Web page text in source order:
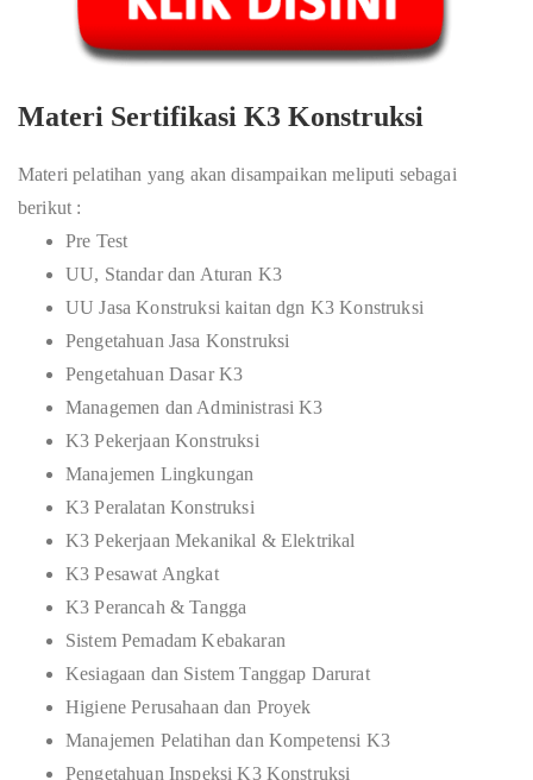
Materi Sertifikasi K3 Konstruksi
Materi pelatihan yang akan disampaikan meliputi sebagai
berikut :
Pre Test
UU, Standar dan Aturan K3
UU Jasa Konstruksi kaitan dgn K3 Konstruksi
Pengetahuan Jasa Konstruksi
Pengetahuan Dasar K3
Managemen dan Administrasi K3
K3 Pekerjaan Konstruksi
Manajemen Lingkungan
K3 Peralatan Konstruksi
K3 Pekerjaan Mekanikal & Elektrikal
K3 Pesawat Angkat
K3 Perancah & Tangga
Sistem Pemadam Kebakaran
Kesiagaan dan Sistem Tanggap Darurat
Higiene Perusahaan dan Proyek
Manajemen Pelatihan dan Kompetensi K3
Pengetahuan Inspeksi K3 Konstruksi